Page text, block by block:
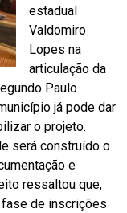
estadual
Valdomiro
Lopes na
articulação da
Paulo
já pode dar
o projeto.
será construído o
e
ressaltou que,
fase de inscrições